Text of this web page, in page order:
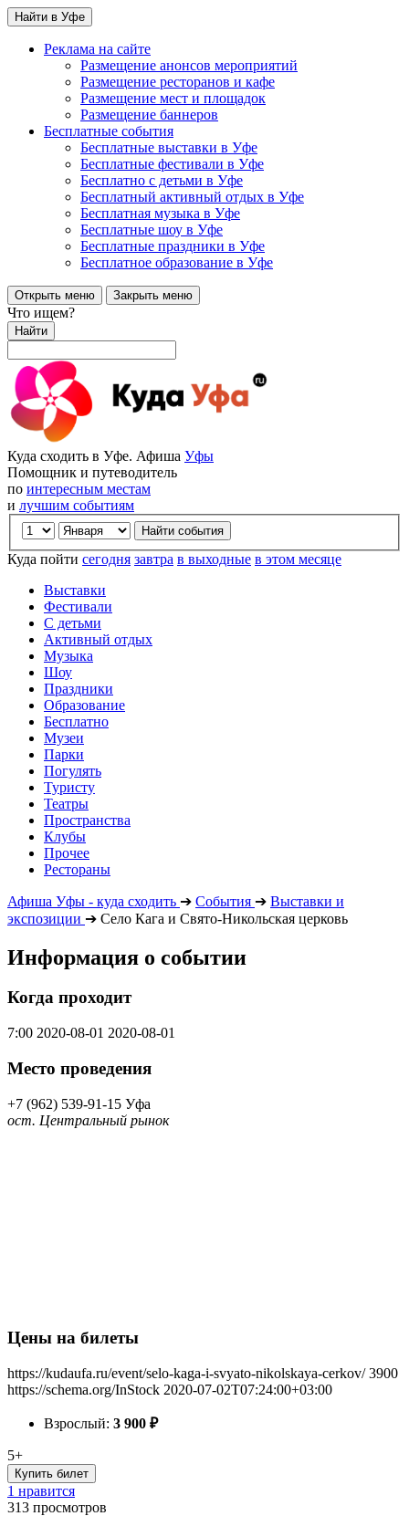
Найти в Уфе
Реклама на сайте
Размещение анонсов мероприятий
Размещение ресторанов и кафе
Размещение мест и площадок
Размещение баннеров
Бесплатные события
Бесплатные выставки в Уфе
Бесплатные фестивали в Уфе
Бесплатно с детьми в Уфе
Бесплатный активный отдых в Уфе
Бесплатная музыка в Уфе
Бесплатные шоу в Уфе
Бесплатные праздники в Уфе
Бесплатное образование в Уфе
Открыть меню Закрыть меню
Что ищем?
Найти
Куда сходить в Уфе. Афиша Уфы
Помощник и путеводитель
по интересным местам
и лучшим событиям
Куда пойти сегодня завтра в выходные в этом месяце
Выставки
Фестивали
С детьми
Активный отдых
Музыка
Шоу
Праздники
Образование
Бесплатно
Музеи
Парки
Погулять
Туристу
Театры
Пространства
Клубы
Прочее
Рестораны
Афиша Уфы - куда сходить ➔ События ➔ Выставки и
экспозиции ➔ Село Кага и Свято-Никольская церковь
Информация о событии
Когда проходит
7:00 2020-08-01 2020-08-01
Место проведения
+7 (962) 539-91-15 Уфа
ост. Центральный рынок
Цены на билеты
https://kudaufa.ru/event/selo-kaga-i-svyato-nikolskaya-cerkov/ 3900
https://schema.org/InStock 2020-07-02T07:24:00+03:00
Взрослый: 3 900 ₽
5+
Купить билет
1 нравится
313 просмотров